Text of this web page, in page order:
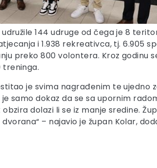
144 udruge od čega je 8
i 1.938 rekreativca, tj. 6.905
preko 800 volontera. Kroz godinu
treninga.
je svima nagrađenim te
je samo dokaz da se sa upornim
dolazi li se iz manje sredine.
– najavio je župan Kolar,